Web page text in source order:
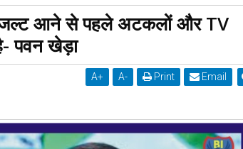
आने से पहले अटकलों और TV
पवन खेड़ा
A+ A- Print Email